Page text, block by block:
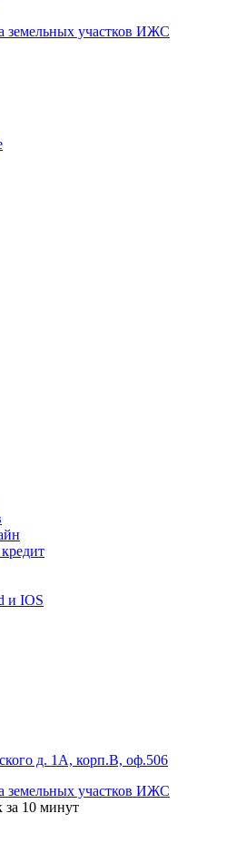
и IOS
д. 1А, корп.В, оф.506
за 10 минут